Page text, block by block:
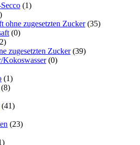
(1)
ohne zugesetzten Zucker (35)
(0)
zugesetzten Zucker (39)
Kokoswasser (0)
(1)
(8)
(41)
(23)